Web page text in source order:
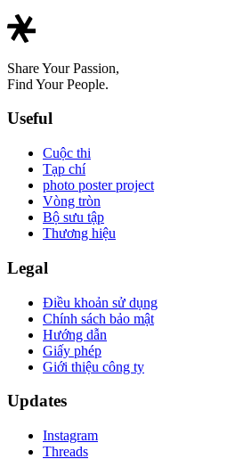
Share Your Passion,
Find Your People.
Useful
Cuộc thi
Tạp chí
photo poster project
Vòng tròn
Bộ sưu tập
Thương hiệu
Legal
Điều khoản sử dụng
Chính sách bảo mật
Hướng dẫn
Giấy phép
Giới thiệu công ty
Updates
Instagram
Threads